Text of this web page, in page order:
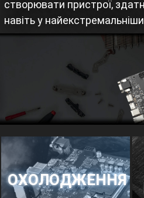
створювати пристрої,
навіть у
ОХОЛОДЖЕННЯ